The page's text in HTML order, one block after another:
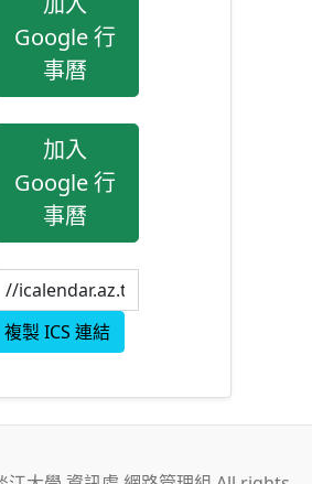
Google 行
事曆
加入
Google 行
事曆
複製 ICS 連結